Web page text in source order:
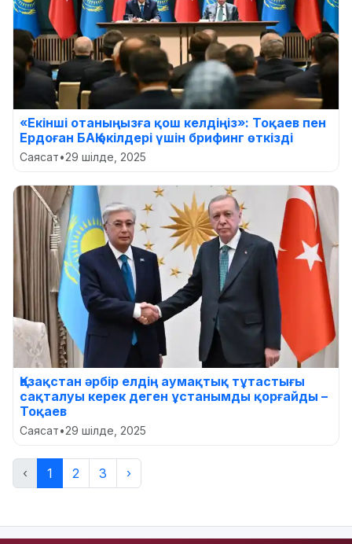
«Екінші отаныңызға қош келдіңіз»: Тоқаев пен
Ердоған БАҚ өкілдері үшін брифинг өткізді
Саясат•29 шілде, 2025
Қазақстан әрбір елдің аумақтық тұтастығы
сақталуы керек деген ұстанымды қорғайды –
Тоқаев
Саясат•29 шілде, 2025
‹ 1 2 3 ›